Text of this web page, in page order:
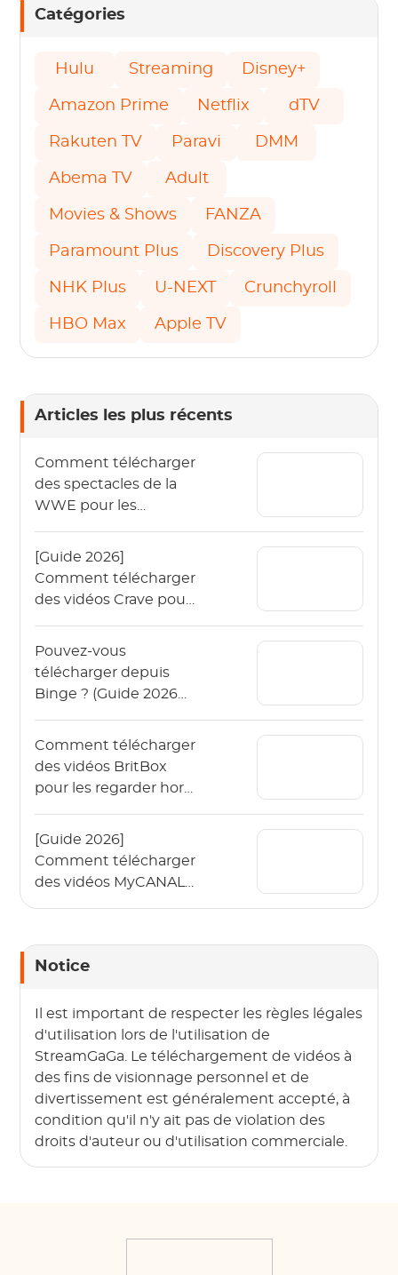
Catégories
Hulu Streaming Disney+
Amazon Prime Netflix dTV
Rakuten TV Paravi DMM
Abema TV Adult
Movies & Shows FANZA
Paramount Plus Discovery Plus
NHK Plus U-NEXT Crunchyroll
HBO Max Apple TV
Articles les plus récents
Comment télécharger
des spectacles de la
WWE pour les
2026 ?
[Guide 2026]
Comment télécharger
des vidéos Crave pour
?
Pouvez-vous
télécharger depuis
Binge ? (Guide 2026
hors ligne)
Comment télécharger
des vidéos BritBox
pour les regarder hors
[Guide 2026]
Comment télécharger
des vidéos MyCANAL
Notice
Il est important de respecter les règles légales
d'utilisation lors de l'utilisation de
StreamGaGa. Le téléchargement de vidéos à
des fins de visionnage personnel et de
divertissement est généralement accepté, à
condition qu'il n'y ait pas de violation des
droits d'auteur ou d'utilisation commerciale.